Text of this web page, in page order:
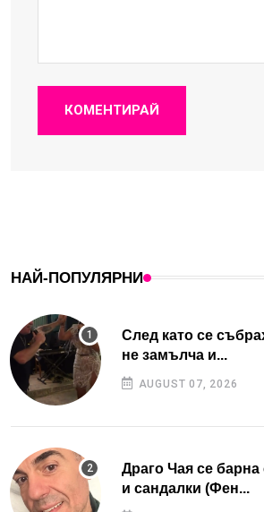
КОМЕНТИРАЙ
НАЙ-ПОПУЛЯРНИ
След като се
не замълча и...
AUGUST 07, 2026
Драго Чая се барна
и сандалки (Фен...